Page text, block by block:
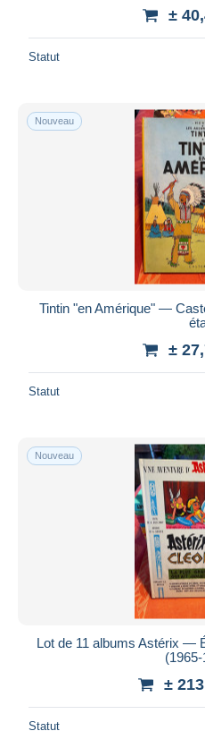
±
Statut
Nouveau
Tintin "en Amérique" —
±
Statut
Nouveau
Lot de 11 albums Astérix —
±
Statut